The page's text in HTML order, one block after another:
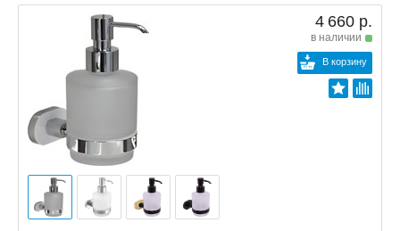
4 660 р.
в наличии
В корзину